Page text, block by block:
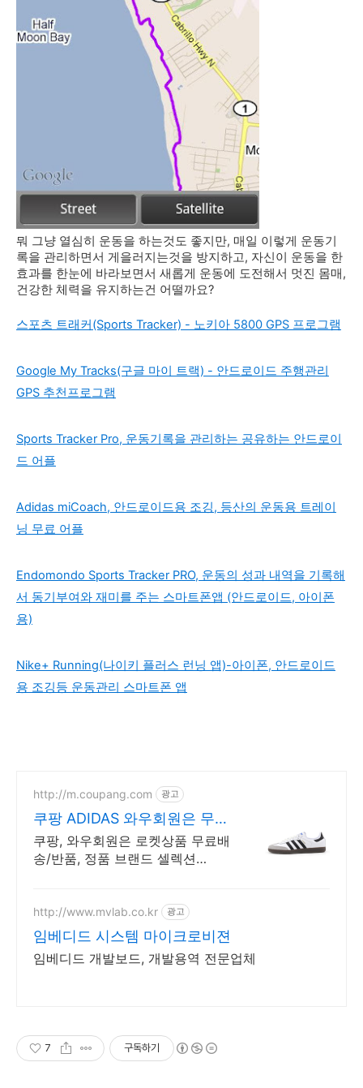
뭐 그냥 열심히 운동을 하는것도 좋지만, 매일 이렇게 운동기
록을 관리하면서 게을러지는것을 방지하고, 자신이 운동을 한
효과를 한눈에 바라보면서 새롭게 운동에 도전해서 멋진 몸매,
건강한 체력을 유지하는건 어떨까요?
스포츠 트래커(Sports Tracker) - 노키아 5800 GPS 프로그램
Google My Tracks(구글 마이 트랙) - 안드로이드 주행관리
GPS 추천프로그램
Sports Tracker Pro, 운동기록을 관리하는 공유하는 안드로이
드 어플
Adidas miCoach, 안드로이드용 조깅, 등산의 운동용 트레이
닝 무료 어플
Endomondo Sports Tracker PRO, 운동의 성과 내역을 기록해
서 동기부여와 재미를 주는 스마트폰앱 (안드로이드, 아이폰
용)
Nike+ Running(나이키 플러스 런닝 앱)-아이폰, 안드로이드
용 조깅등 운동관리 스마트폰 앱
http://m.coupang.com 광고
쿠팡 ADIDAS 와우회원은 무제
한 무료 배송
쿠팡, 와우회원은 로켓상품 무료배
송/반품, 정품 브랜드 셀렉션
http://www.mvlab.co.kr 광고
임베디드 시스템 마이크로비젼
임베디드 개발보드, 개발용역 전문업체
7 구독하기